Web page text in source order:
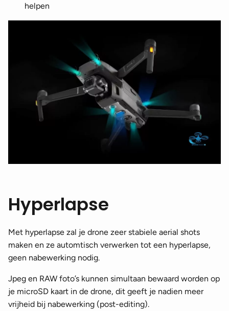
helpen
Hyperlapse
Met hyperlapse zal je drone zeer stabiele aerial shots
maken en ze automtisch verwerken tot een hyperlapse,
geen nabewerking nodig.
Jpeg en RAW foto’s kunnen simultaan bewaard worden op
je microSD kaart in de drone, dit geeft je nadien meer
vrijheid bij nabewerking (post-editing).